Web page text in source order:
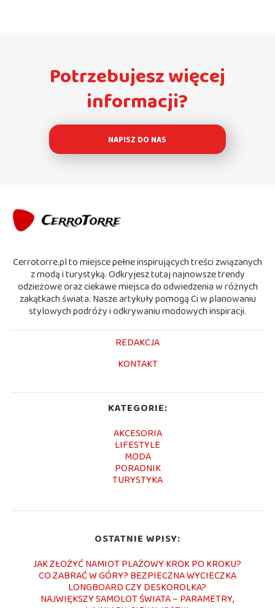
Potrzebujesz więcej
informacji?
NAPISZ DO NAS
Cerrotorre.pl to miejsce pełne inspirujących treści związanych
z modą i turystyką. Odkryjesz tutaj najnowsze trendy
odzieżowe oraz ciekawe miejsca do odwiedzenia w różnych
zakątkach świata. Nasze artykuły pomogą Ci w planowaniu
stylowych podróży i odkrywaniu modowych inspiracji.
REDAKCJA
KONTAKT
KATEGORIE:
AKCESORIA
LIFESTYLE
MODA
PORADNIK
TURYSTYKA
OSTATNIE WPISY:
JAK ZŁOŻYĆ NAMIOT PLAŻOWY KROK PO KROKU?
CO ZABRAĆ W GÓRY? BEZPIECZNA WYCIECZKA
LONGBOARD CZY DESKOROLKA?
NAJWIĘKSZY SAMOLOT ŚWIATA – PARAMETRY,